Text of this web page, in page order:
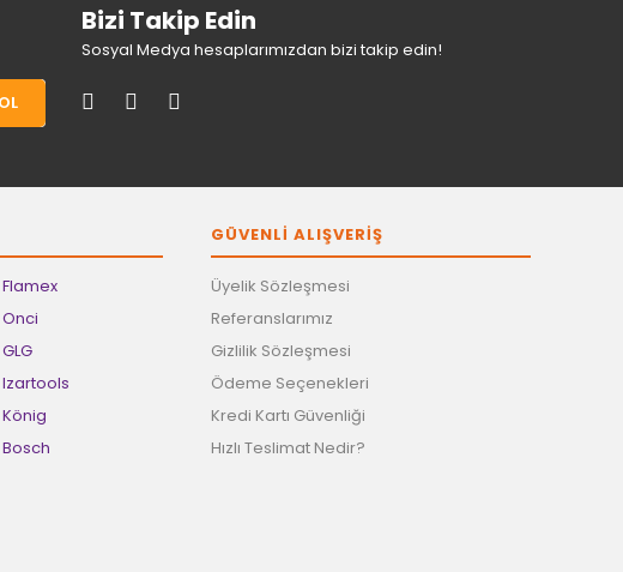
Bizi Takip Edin
Sosyal Medya hesaplarımızdan bizi takip edin!
Flamex
Onci
GLG
Izartools
König
Bosch
GÜVENLİ ALIŞVERİŞ
Üyelik Sözleşmesi
Referanslarımız
Gizlilik Sözleşmesi
Ödeme Seçenekleri
Kredi Kartı Güvenliği
Hızlı Teslimat Nedir?